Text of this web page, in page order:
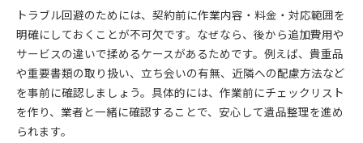
トラブル回避のためには、契約前に作業内容・料金・対応範囲を
明確にしておくことが不可欠です。なぜなら、後から追加費用や
サービスの違いで揉めるケースがあるためです。例えば、貴重品
や重要書類の取り扱い、立ち会いの有無、近隣への配慮方法など
を事前に確認しましょう。具体的には、作業前にチェックリスト
を作り、業者と一緒に確認することで、安心して遺品整理を進め
られます。